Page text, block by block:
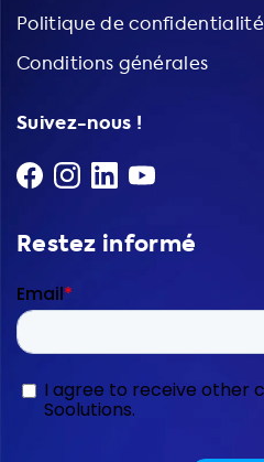
Politique de confidentialité
Conditions générales
Suivez-nous !
Restez informé